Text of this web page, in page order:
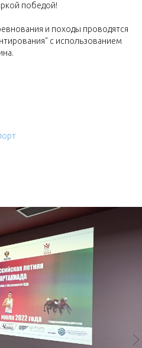
победой!
и походы проводятся
с использованием